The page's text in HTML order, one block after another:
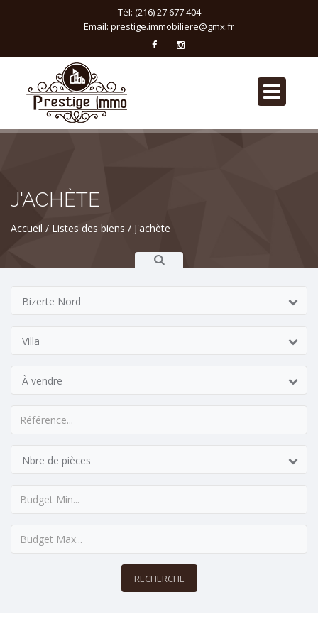
Tél: (216) 27 677 404
Email: prestige.immobiliere@gmx.fr
J'ACHÈTE
Accueil Listes des biens J'achète
Bizerte Nord
Villa
À vendre
Nbre de pièces
RECHERCHE